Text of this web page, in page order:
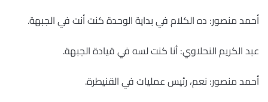
أحمد منصور: ده الكلام في بداية الوحدة كنت أنت في الجبهة.
عبد الكريم النحلاوي: أنا كنت لسه في قيادة الجبهة.
أحمد منصور: نعم، رئيس عمليات في القنيطرة.